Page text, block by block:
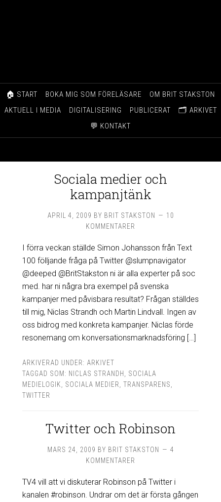
🏠 START BOKA MIG SOM FÖRELÄSARE
OM BRIT STAKSTON
AKTUELL I MEDIA
DIGITALISERING PUBLICERAT
🗂️ ARKIVET
💬 KONTAKT
Sociala medier och
kampanjtänk
APRIL 4, 2009 BY BRIT STAKSTON
10
KOMMENTARER
I förra veckan ställde Simon Johansson från Text
100 fölljande fråga på Twitter @slumpnavigator
@deeped @BritStakston ni är alla experter på soc
med. har ni några bra exempel på svenska
kampanjer med påvisbara resultat? Frågan ställdes
till mig, Niclas Strandh och Martin Lindvall. Ingen av
oss bidrog med konkreta kampanjer. Niclas förde
resonemang om konversationsmarknadsföring […]
ARKIVERAD UNDER: ARKIVET
TAGGAD SOM: NICLAS STRANDH
SOCIALA
MEDIELOGIK
SOCIALA MEDIER TRANSPARENS
TWITTER
Twitter och Robinson
MARS 24, 2009 BY BRIT STAKSTON
4
KOMMENTARER
TV4 vill att vi diskuterar Robinson på Twitter i
kanalen #robinson. Undrar om det är första gången